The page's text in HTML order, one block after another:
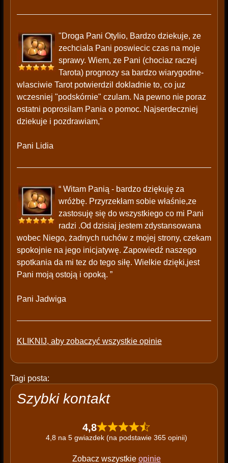
"Droga Pani Otylio, Bardzo dziekuje, ze
zechciala Pani poswiecic czas na moje
sprawy. Wiem, ze Pani (chociaz raczej
Tarota) prognozy sa bardzo wiarygodne-
wlasciwie Tarot potwierdzil dokladnie to, co juz
wczesniej "podskórnie" czulam. Na pewno nie poraz
ostatni poprosilam Pania o pomoc. Najserdeczniej
dziekuje i pozdrawiam,"
Pani Lidia
“ Witam Panią - bardzo dziękuję za
wróżbę. Przyrzekłam sobie właśnie,ze
zastosuję się do wszystkiego co mi Pani
radzi .Od dzisiaj jestem zdystansowana
wobec Niego, żadnych ruchów z mojej strony, czekam
spokojnie na jego inicjatywę. Zapowiedź naszego
spotkania da mi tez do tego siłę. Wielkie dzięki,jest
Pani moją ostoją i opoką. ”
Pani Jadwiga
KLIKNIJ, aby zobaczyć wszystkie opinie
Tagi posta:
Szybki kontakt
4,8
4,8 na 5 gwiazdek (na podstawie 365 opinii)
Zobacz wszystkie opinie